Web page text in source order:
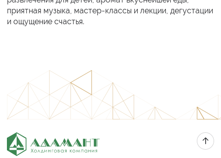
приятная музыка, мастер-классы и лекции, дегустации
и ощущение счастья.